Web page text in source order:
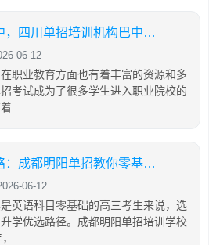
四川单招培训机构巴中，四川单招培训机构巴中有几家
06-12
职业教育方面也有着丰富的资源和多
考试成为了很多学生进入职业院校的
四川单招英语备考攻略：成都明阳单招教你零基础也能有效提分
06-12
英语科目零基础的高三考生来说，选
学优选路径。成都明阳单招培训学校